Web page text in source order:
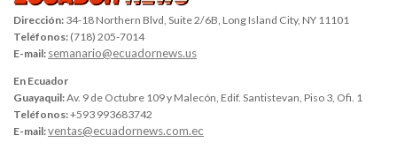
Dirección: 34-18 Northern Blvd, Suite 2/6B, Long Island City, NY 11101
Teléfonos: (718) 205-7014
E-mail: semanario@ecuadornews.us
En Ecuador
Guayaquil:Av. 9 de Octubre 109 y Malecón, Edif. Santistevan, Piso 3, Ofi. 1
Teléfonos:+593 993683742
E-mail:ventas@ecuadornews.com.ec